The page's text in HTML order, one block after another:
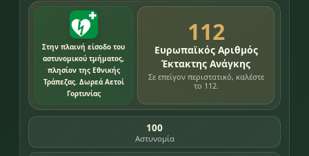
Στην πλαινή είσοδο του
αστυνομικού τμήματος,
πλησίον της Εθνικής
Τράπεζας. Δωρεά Αετοί
Γορτυνίας
112
Ευρωπαϊκός Αριθμός
Έκτακτης Ανάγκης
Σε επείγον περιστατικό, καλέστε
το 112.
100
Αστυνομία